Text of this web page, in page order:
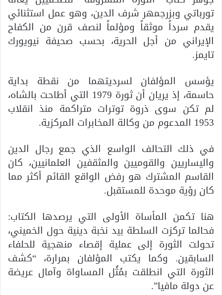
تورباتي وبزرجمهر شرف الدين، وهو عمل استثنائي
يقدم سرداً موثقاً ومؤلماً لنصف قرن من الكفاح
الإيراني من أجل الحرية، بحسب صحيفة نيويورك
تايمز.
يؤسس المؤلفان لسرديتهما من نقطة بداية
حاسمة، إذ يريان أن ثورة 1979 التي أطاحت بالشاه،
لم تكن سوى ذروة توترات متراكمة منذ انقلاب
1953 المدعوم من وكالة المخابرات المركزية.
في ذلك التحالف الواسع الذي جمع رجال الدين
واليساريين والقوميين والمثقفين العلمانيين، كان
القاسم المشترك هو رفض الواقع القائم أكثر مما
كان رؤية موحدة للمستقبل.
هنا تكمن المأساة الأولى التي يرصدها الكتاب:
فحالما تركزت السلطة بيد نخبة دينية حول الخميني،
تحولت الثورة إلى عملية إقصاء منهجية للحلفاء
السابقين. وكما يكتب المؤلفان بمرارة، “كشف
الثورة التي انطلقت بمُثُل المساواة وآمال عريضة
عن دولة مافيا”.